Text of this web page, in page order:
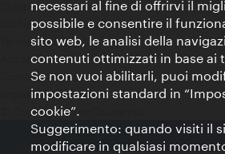
Colophon
Dichiarazione sulla protezione dei dati
Terms of Use
Accessibilità
Contatto stampa
Impostazioni cookie
© Copyright WienTourismus
necessari al fine di offrirvi il
possibile e consentire il
sito web, le analisi della
contenuti ottimizzati in base ai
Se non vuoi abilitarli, puoi
impostazioni standard in
cookie”.
Suggerimento: quando visiti il
modificare in qualsiasi